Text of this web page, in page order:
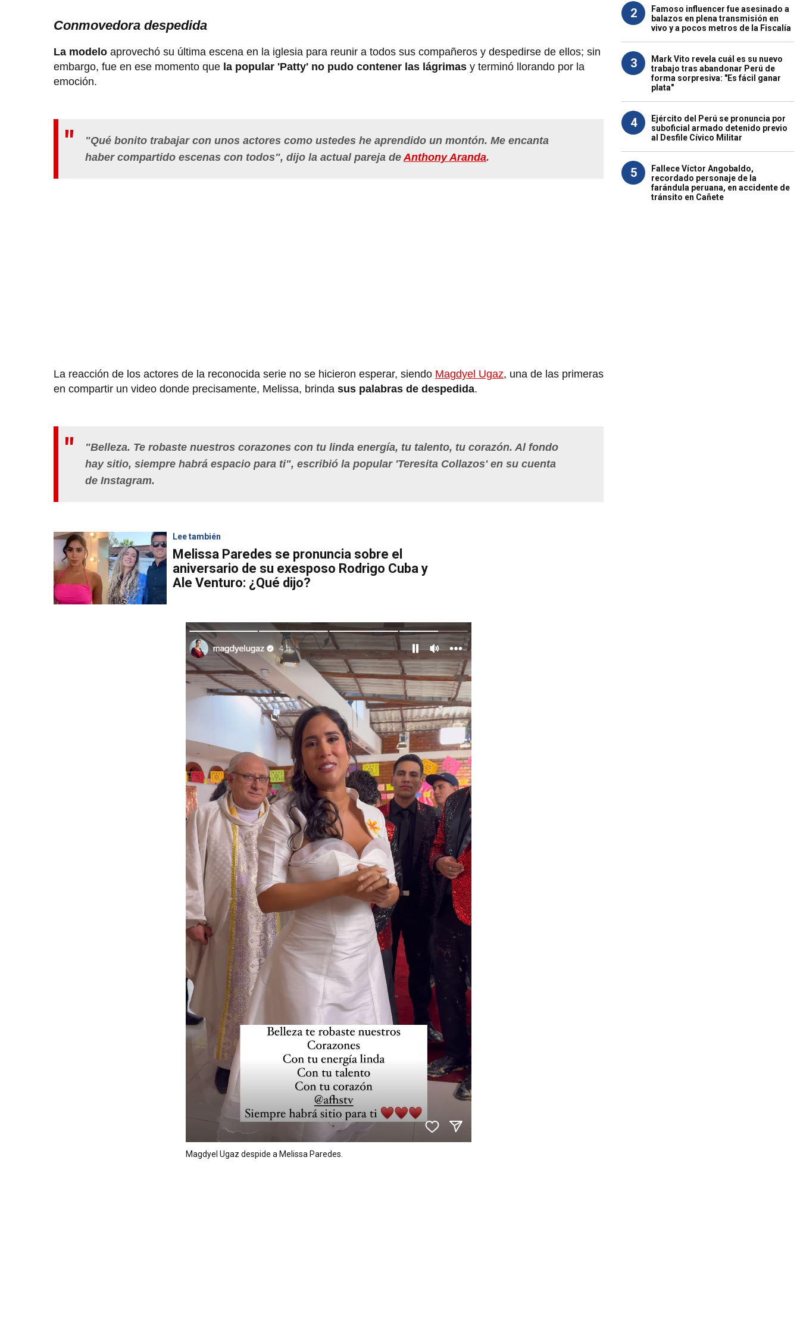
Conmovedora despedida
La modelo aprovechó su última escena en la iglesia para reunir a todos sus compañeros y despedirse de ellos; sin
embargo, fue en ese momento que la popular 'Patty' no pudo contener las lágrimas y terminó llorando por la
emoción.
"Qué bonito trabajar con unos actores como ustedes he aprendido un montón. Me encanta
haber compartido escenas con todos", dijo la actual pareja deAnthony Aranda.
La reacción de los actores de la reconocida serie no se hicieron esperar, siendo Magdyel Ugaz, una de las primeras
en compartir un video donde precisamente, Melissa, brinda sus palabras de despedida.
"Belleza. Te robaste nuestros corazones con tu linda energía, tu talento, tu corazón. Al fondo
hay sitio, siempre habrá espacio para ti", escribió la popular 'Teresita Collazos' en su cuenta
de Instagram.
Lee también
Melissa Paredes se pronuncia sobre el
aniversario de su exesposo Rodrigo Cuba y
Ale Venturo: ¿Qué dijo?
Magdyel Ugaz despide a Melissa Paredes.
2
Famoso influencer fue asesinado a
balazos en plena transmisión en
vivo y a pocos metros de la Fiscalía
3
Mark Vito revela cuál es su nuevo
trabajo tras abandonar Perú de
forma sorpresiva: "Es fácil ganar
plata"
4
Ejército del Perú se pronuncia por
suboficial armado detenido previo
al Desfile Cívico Militar
5
Fallece Víctor Angobaldo,
recordado personaje de la
farándula peruana, en accidente de
tránsito en Cañete